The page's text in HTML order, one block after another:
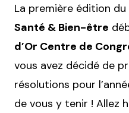
La première édition du
Santé & Bien-être
d’Or Centre de
vous avez décidé de
résolutions pour
de vous y tenir ! Allez